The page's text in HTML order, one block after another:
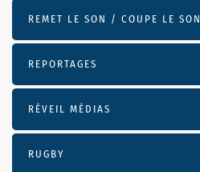
REMET LE SON / COUPE LE SON
REPORTAGES
RÉVEIL MÉDIAS
RUGBY